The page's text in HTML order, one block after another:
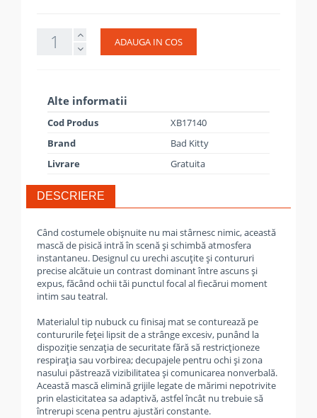
ADAUGA IN COS
Alte informatii
Cod Produs
XB17140
Brand
Bad Kitty
Livrare
Gratuita
DESCRIERE
Când costumele obișnuite nu mai stârnesc nimic, această
mască de pisică intră în scenă și schimbă atmosfera
instantaneu. Designul cu urechi ascuțite și contururi
precise alcătuie un contrast dominant între ascuns și
expus, făcând ochii tăi punctul focal al fiecărui moment
intim sau teatral.
Materialul tip nubuck cu finisaj mat se conturează pe
contururile feței lipsit de a strânge excesiv, punând la
dispoziție senzația de securitate fără să restricționeze
respirația sau vorbirea; decupajele pentru ochi și zona
nasului păstrează vizibilitatea și comunicarea nonverbală.
Această mască elimină grijile legate de mărimi nepotrivite
prin elasticitatea sa adaptivă, astfel încât nu trebuie să
întrerupi scena pentru ajustări constante.